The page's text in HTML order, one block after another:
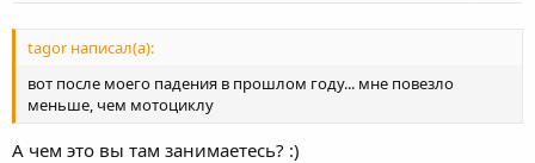
tagor написал(а):
вот после моего падения в прошлом году... мне повезло
меньше, чем мотоциклу
А чем это вы там занимаетесь? :)